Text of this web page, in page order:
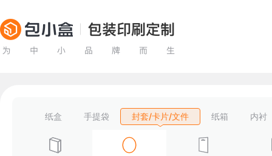
纸盒 手提袋 封套/卡片/文件 纸箱 内衬